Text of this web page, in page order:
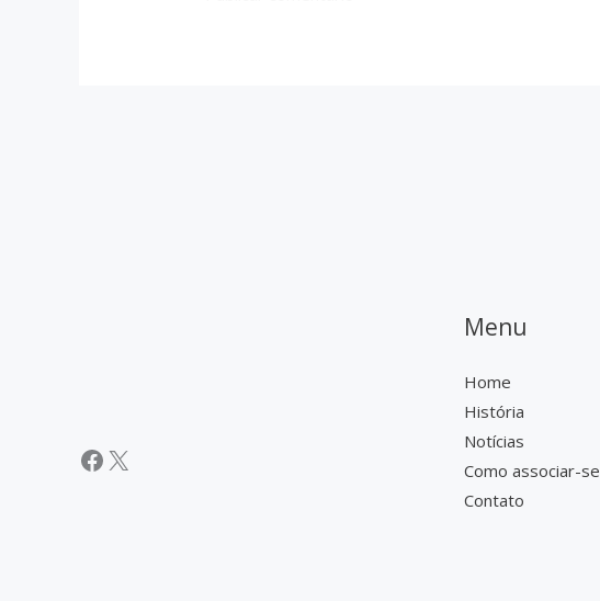
Facebook
X
Menu
Home
História
Notícias
Como associar-se
Contato